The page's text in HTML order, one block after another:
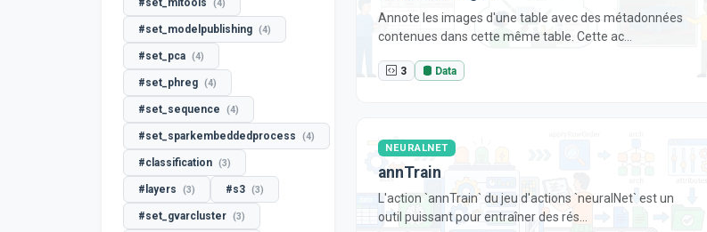
#set_mltools (4)
#set_modelpublishing (4)
#set_pca (4)
#set_phreg (4)
#set_sequence (4)
#set_sparkembeddedprocess (4)
#classification (3)
#layers (3) #s3 (3)
#set_gvarcluster (3)
Annote les images d'une table avec des métadonnées
contenues dans cette même table. Cette ac...
3 Data
NEURALNET
annTrain
L'action `annTrain` du jeu d'actions `neuralNet` est un
outil puissant pour entraîner des rés...